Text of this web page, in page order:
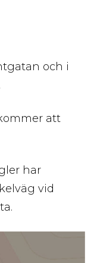
och i
att
har
vid